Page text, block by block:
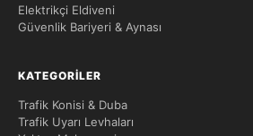
Elektrikçi Eldiveni
Güvenlik Bariyeri & Aynası
KATEGORILER
Trafik Konisi & Duba
Trafik Uyarı Levhaları